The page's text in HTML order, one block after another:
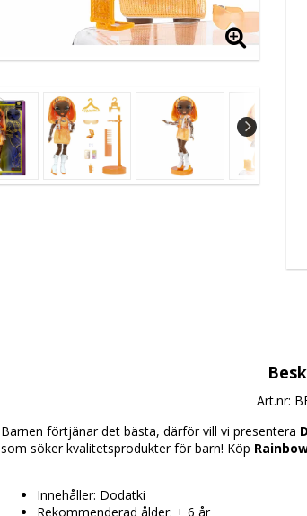
Art.nr:
Barnen förtjänar det bästa, därför vill vi presentera
som söker kvalitetsprodukter för barn! Köp
Innehåller: Dodatki
Rekommenderad ålder: + 6 år